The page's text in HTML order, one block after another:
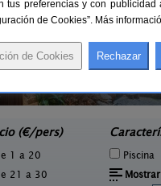
Flores Amarillas
(€/pers)
1 a 20
21 a 30
Piscina
preferencias y con
de Cookies”. Más